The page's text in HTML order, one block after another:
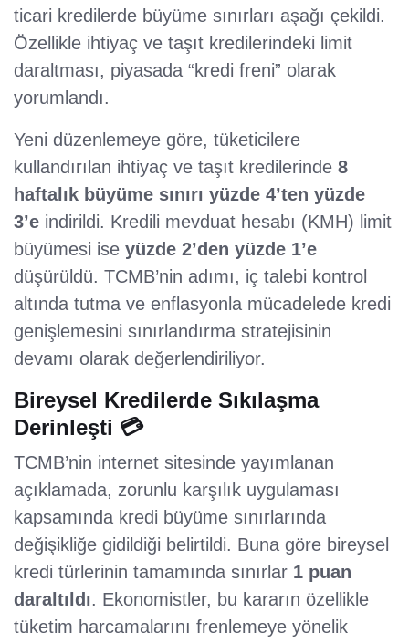
ticari kredilerde büyüme sınırları aşağı çekildi.
Özellikle ihtiyaç ve taşıt kredilerindeki limit
daraltması, piyasada “kredi freni” olarak
yorumlandı.
Yeni düzenlemeye göre, tüketicilere
kullandırılan ihtiyaç ve taşıt kredilerinde 8
haftalık büyüme sınırı yüzde 4’ten yüzde
3’e indirildi. Kredili mevduat hesabı (KMH) limit
büyümesi ise yüzde 2’den yüzde 1’e
düşürüldü. TCMB’nin adımı, iç talebi kontrol
altında tutma ve enflasyonla mücadelede kredi
genişlemesini sınırlandırma stratejisinin
devamı olarak değerlendiriliyor.
Bireysel Kredilerde Sıkılaşma
Derinleşti 💳
TCMB’nin internet sitesinde yayımlanan
açıklamada, zorunlu karşılık uygulaması
kapsamında kredi büyüme sınırlarında
değişikliğe gidildiği belirtildi. Buna göre bireysel
kredi türlerinin tamamında sınırlar 1 puan
daraltıldı. Ekonomistler, bu kararın özellikle
tüketim harcamalarını frenlemeye yönelik